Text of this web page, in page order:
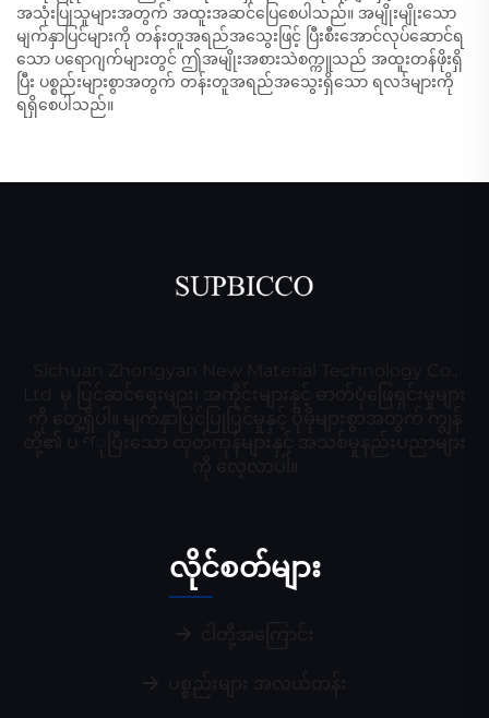
အသုံးပြုသူများအတွက် အထူးအဆင်ပြေစေပါသည်။ အမျိုးမျိုးသော
မျက်နှာပြင်များကို တန်းတူအရည်အသွေးဖြင့် ပြီးစီးအောင်လုပ်ဆောင်ရ
သော ပရောဂျက်များတွင် ဤအမျိုးအစားသဲစက္ကူသည် အထူးတန်ဖိုးရှိ
ပြီး ပစ္စည်းများစွာအတွက် တန်းတူအရည်အသွေးရှိသော ရလဒ်များကို
ရရှိစေပါသည်။
လိုင်စတ်များ